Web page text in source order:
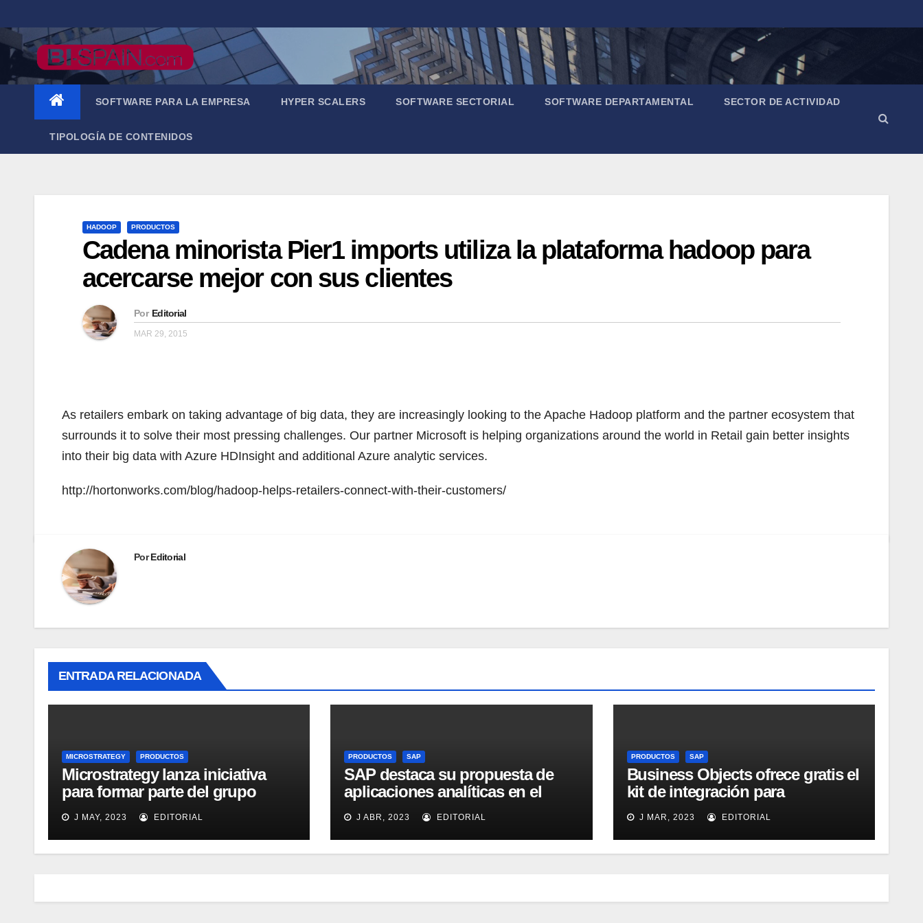
al
contenido
SOFTWARE PARA LA EMPRESA HYPER SCALERS SOFTWARE SECTORIAL SOFTWARE DEPARTAMENTAL SECTOR DE ACTIVIDAD
TIPOLOGÍA DE CONTENIDOS
HADOOP PRODUCTOS
Cadena minorista Pier1 imports utiliza la plataforma hadoop para
acercarse mejor con sus clientes
Por Editorial
MAR 29, 2015
As retailers embark on taking advantage of big data, they are increasingly looking to the Apache Hadoop platform and the partner ecosystem that
surrounds it to solve their most pressing challenges. Our partner Microsoft is helping organizations around the world in Retail gain better insights
into their big data with Azure HDInsight and additional Azure analytic services.
http://hortonworks.com/blog/hadoop-helps-retailers-connect-with-their-customers/
PorEditorial
ENTRADA RELACIONADA
MICROSTRATEGY PRODUCTOS
Microstrategy lanza iniciativa
para formar parte del grupo
MicroStrategy Business
Intelligence Group en LinkedIn
J MAY, 2023 EDITORIAL
PRODUCTOS SAP
SAP destaca su propuesta de
aplicaciones analíticas en el
mercado español
J ABR, 2023 EDITORIAL
PRODUCTOS SAP
Business Objects ofrece gratis el
kit de integración para
Micrososft Office SharePoint
Server 2007
J MAR, 2023 EDITORIAL